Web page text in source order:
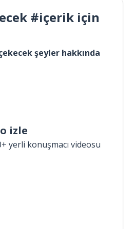
#içerik için
şeyler hakkında
izle
yerli konuşmacı videosu